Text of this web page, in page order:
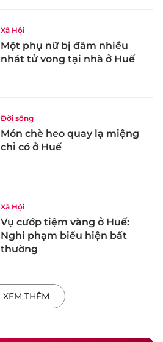
Xã Hội
Một phụ nữ bị đâm nhiều
nhát tử vong tại nhà ở Huế
Đời sống
Món chè heo quay lạ miệng
chỉ có ở Huế
Xã Hội
Vụ cướp tiệm vàng ở Huế:
Nghi phạm biểu hiện bất
thường
XEM THÊM